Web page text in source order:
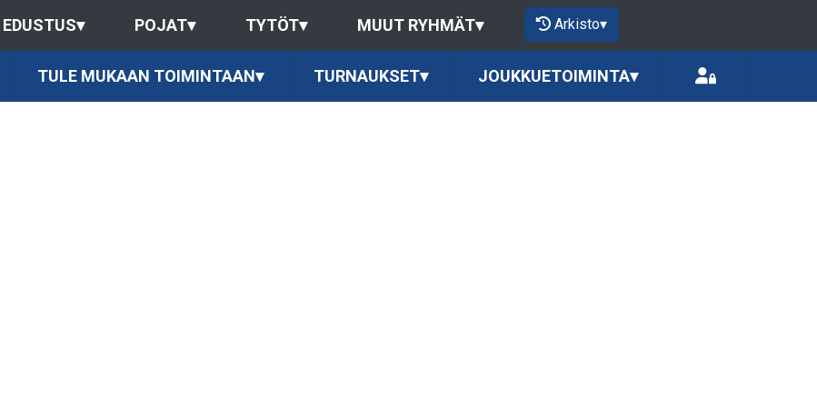
EDUSTUS▾ POJAT▾ TYTÖT▾ MUUT RYHMÄT▾ Arkisto▾
TULE MUKAAN TOIMINTAAN▾ TURNAUKSET▾ JOUKKUETOIMINTA▾